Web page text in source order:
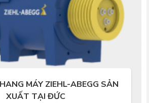
MÁY ZIEHL-ABEGG SẢN
XUẤT TẠI ĐỨC